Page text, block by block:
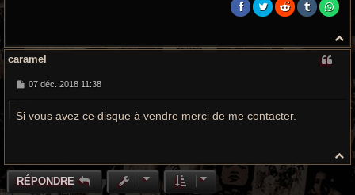
H
a
caramel
M
s
07 déc. 2018 11:38
Si vous avez ce disque à vendre merci de me contacter.
H
a
RÉPONDRE